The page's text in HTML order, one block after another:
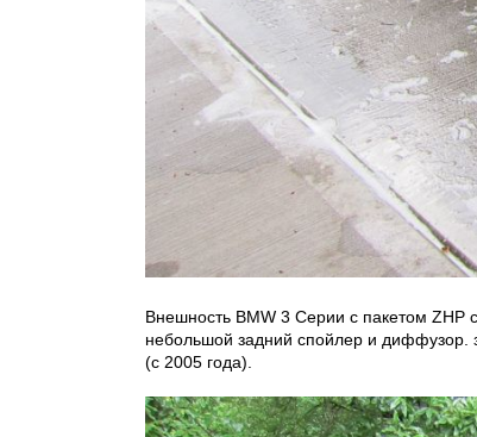
Внешность BMW 3 Серии с пакетом ZHP
небольшой задний спойлер и диффузор.
(с 2005 года).